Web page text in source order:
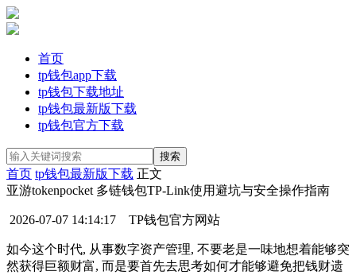
首页
tp钱包app下载
tp钱包下载地址
tp钱包最新版下载
tp钱包官方下载
首页 tp钱包最新版下载 正文
亚游tokenpocket 多链钱包TP-Link使用避坑与安全操作指南
2026-07-07 14:14:17 TP钱包官方网站
如今这个时代, 从事数字资产管理, 不要老是一味地想着能够突
然获得巨额财富, 而是要首先去思考如何才能够避免把钱财遗